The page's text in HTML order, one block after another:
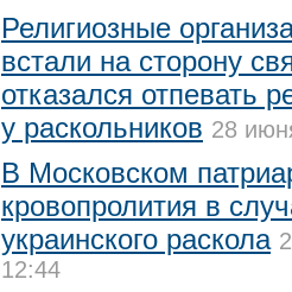
Религиозные
встали на сторону
отказался отпевать
у раскольников 28
В Московском
кровопролития в
украинского раскола
12:44